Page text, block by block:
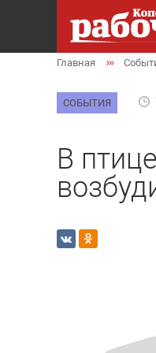
Главная
СОБЫТИЯ
В